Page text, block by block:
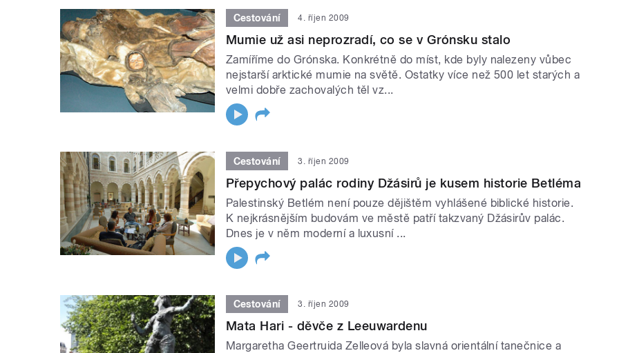
Cestování 4. říjen 2009
Mumie už asi neprozradí, co se v Grónsku stalo
Zamíříme do Grónska. Konkrétně do míst, kde byly nalezeny vůbec
nejstarší arktické mumie na světě. Ostatky více než 500 let starých a
velmi dobře zachovalých těl vz...
Cestování 3. říjen 2009
Přepychový palác rodiny Džásirů je kusem historie Betléma
Palestinský Betlém není pouze dějištěm vyhlášené biblické historie.
K nejkrásnějším budovám ve městě patří takzvaný Džásirův palác.
Dnes je v něm moderní a luxusní ...
Cestování 3. říjen 2009
Mata Hari - děvče z Leeuwardenu
Margaretha Geertruida Zelleová byla slavná orientální tanečnice a